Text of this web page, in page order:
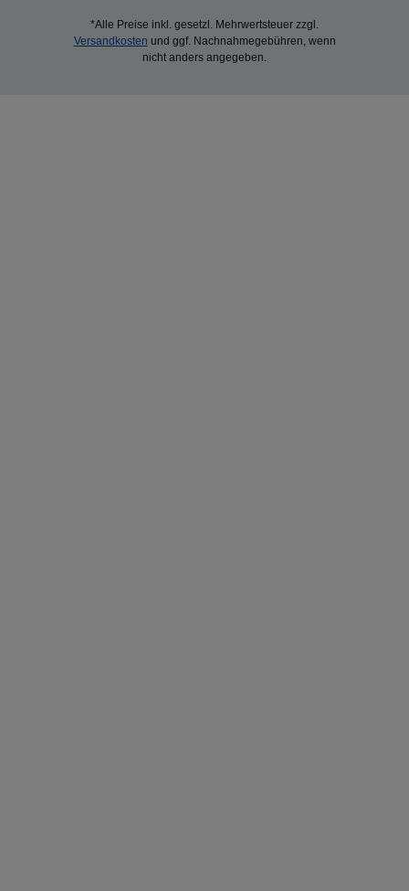
*Alle Preise inkl. gesetzl. Mehrwertsteuer zzgl.
Versandkosten und ggf. Nachnahmegebühren, wenn
nicht anders angegeben.